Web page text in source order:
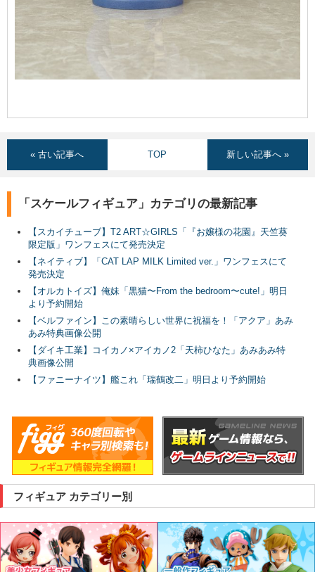
« 古い記事へ TOP 新しい記事へ »
「スケールフィギュア」カテゴリの最新記事
【スカイチューブ】T2 ART☆GIRLS「『お嬢様の花園』天竺葵
限定版」ワンフェスにて発売決定
【ネイティブ】「CAT LAP MILK Limited ver.」ワンフェスにて
発売決定
【オルカトイズ】俺妹「黒猫〜From the bedroom〜cute!」明日
より予約開始
【ベルファイン】この素晴らしい世界に祝福を！「アクア」あみ
あみ特典画像公開
【ダイキ工業】コイカノ×アイカノ2「天柿ひなた」あみあみ特
典画像公開
【ファニーナイツ】艦これ「瑞鶴改二」明日より予約開始
フィギュア カテゴリー別